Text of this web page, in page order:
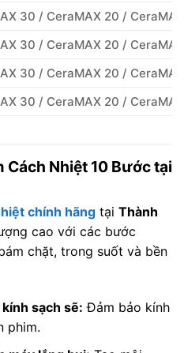
30 / CeraMAX 20 /
30 / CeraMAX 20 /
30 / CeraMAX 20 /
30 / CeraMAX 20 /
Nhiệt 10 Bước tại
chính hãng tại Thành
cao với các bước
chặt, trong suốt và bền
sạch sẽ: Đảm bảo kính
phim.